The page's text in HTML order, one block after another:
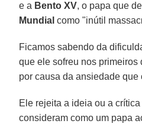
e a Bento XV, o papa que
Mundial como "inútil
Ficamos sabendo da
que ele sofreu nos
por causa da ansiedade que
Ele rejeita a ideia ou a
consideram como um papa